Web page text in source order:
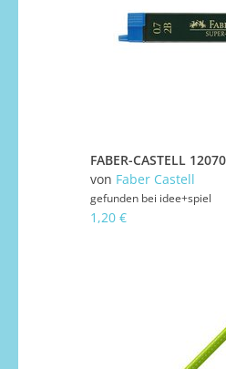
von Faber Castell
gefunden bei idee+spiel
1,20 €